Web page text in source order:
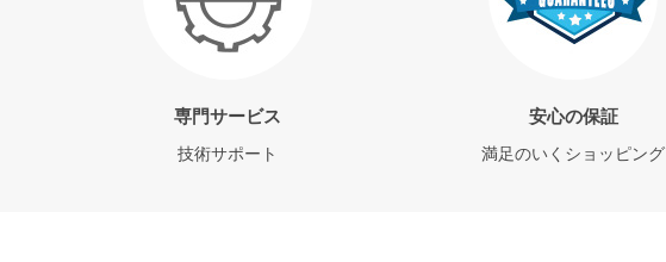
専門サービス
技術サポート
安心の保証
満足のいくショッピング